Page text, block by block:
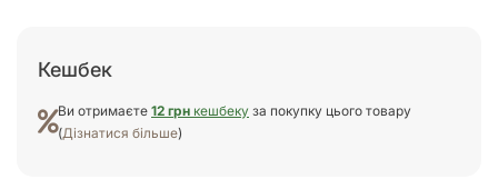
Кешбек
Ви отримаєте 12 грн кешбеку за покупку цього товару
(Дізнатися більше)